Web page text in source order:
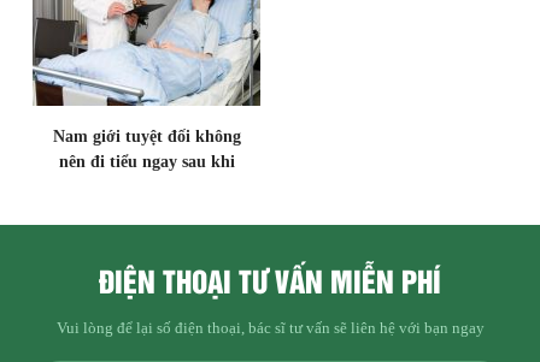
Nam giới tuyệt đối không
nên đi tiểu ngay sau khi
ĐIỆN THOẠI TƯ VẤN MIỄN PHÍ
Vui lòng để lại số điện thoại, bác sĩ tư vấn sẽ liên hệ với bạn ngay